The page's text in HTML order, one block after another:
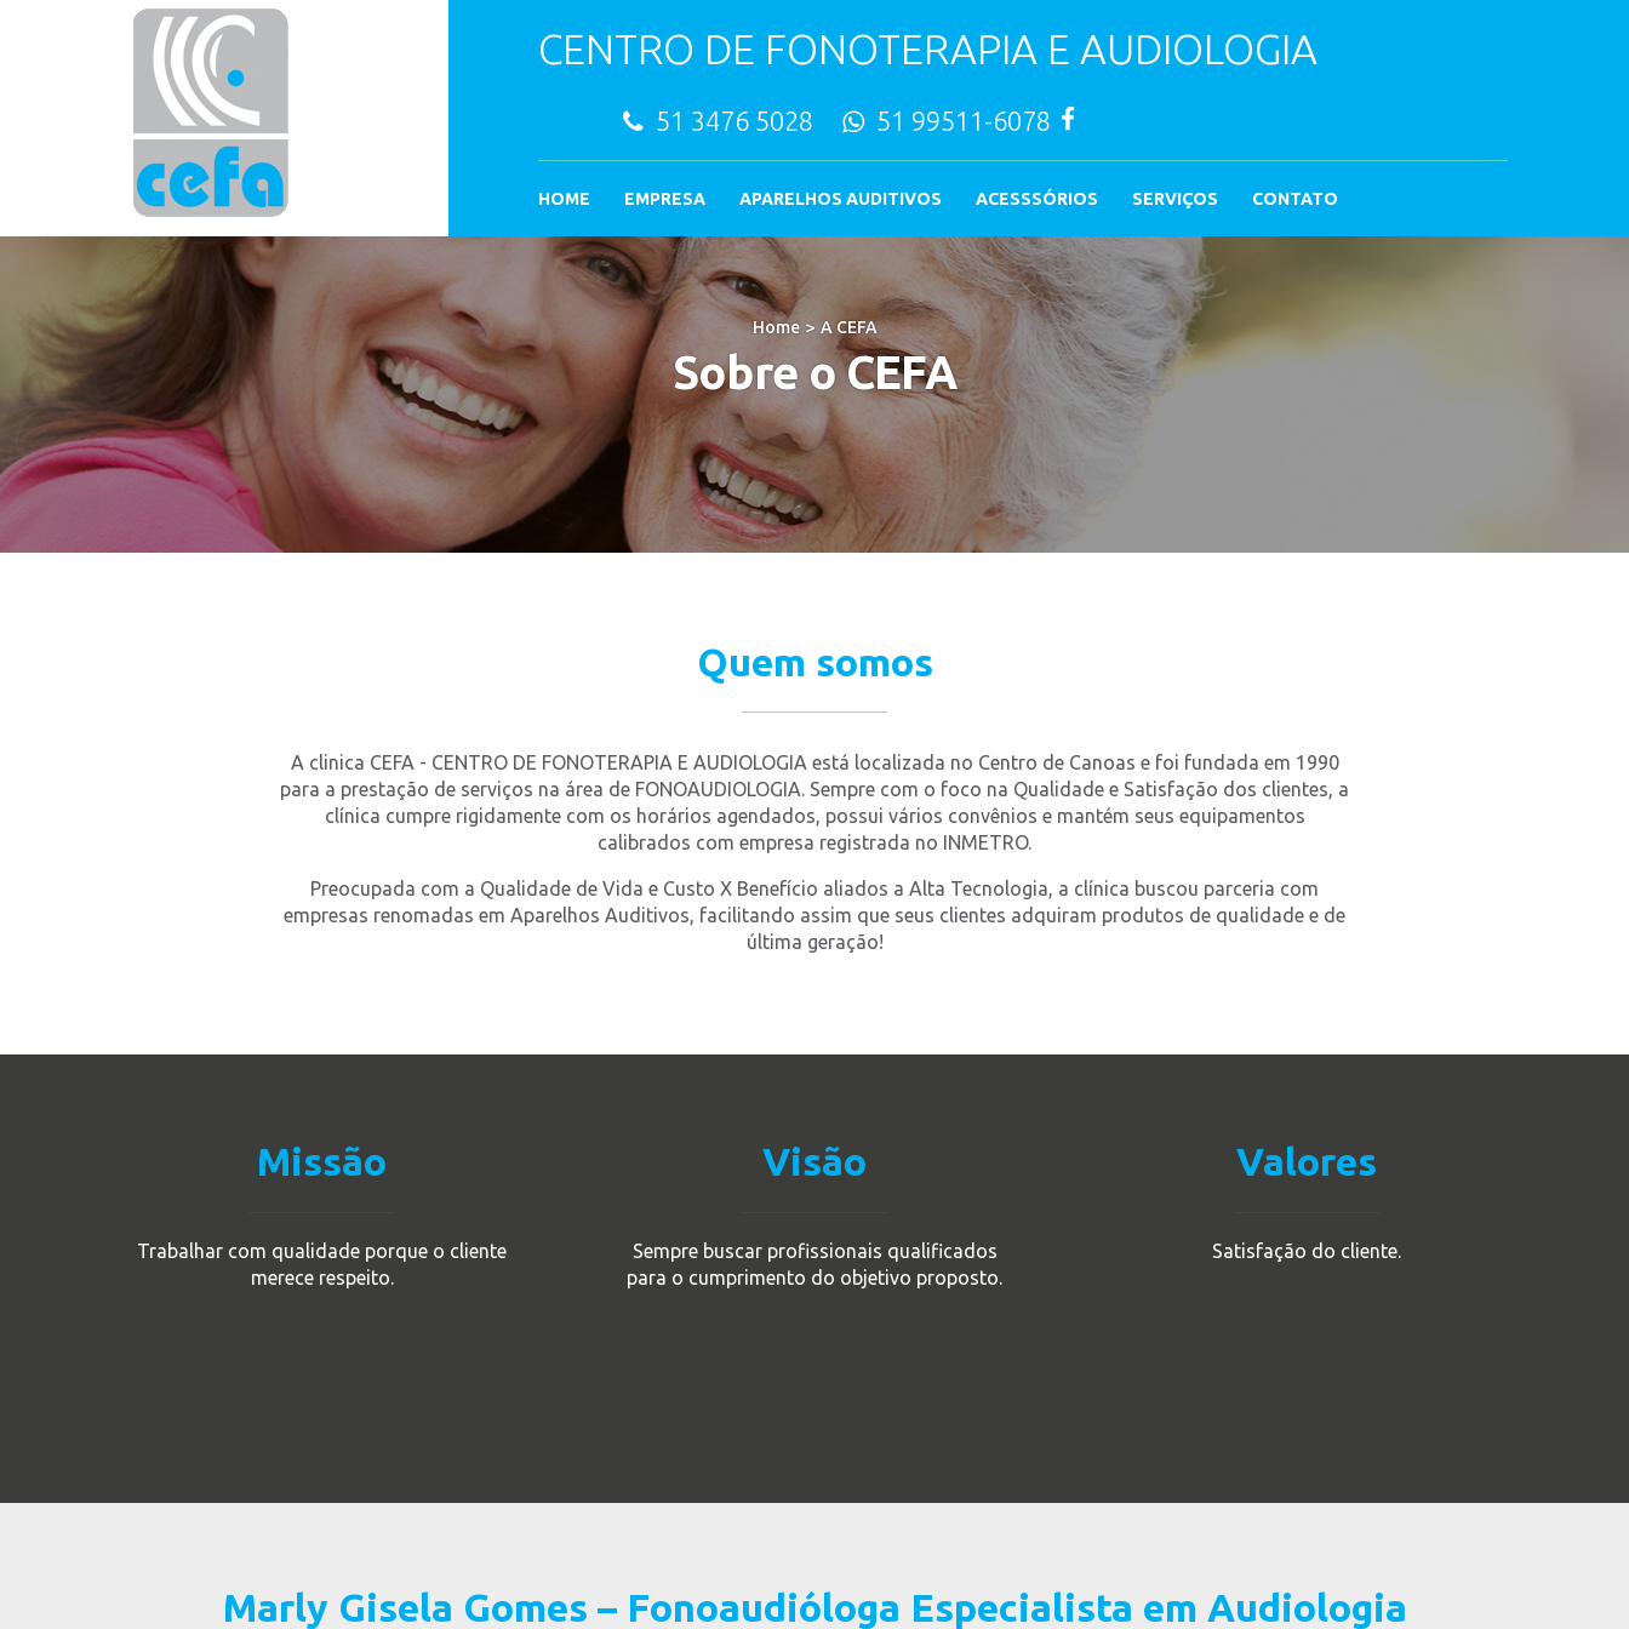
CENTRO DE FONOTERAPIA E AUDIOLOGIA
51 3476 5028 51 99511-6078
HOME EMPRESA APARELHOS AUDITIVOS ACESSSÓRIOS SERVIÇOS CONTATO
Home > A CEFA
Sobre o CEFA
Quem somos
A clinica CEFA - CENTRO DE FONOTERAPIA E AUDIOLOGIA está localizada no Centro de Canoas e foi fundada em 1990
para a prestação de serviços na área de FONOAUDIOLOGIA. Sempre com o foco na Qualidade e Satisfação dos clientes, a
clínica cumpre rigidamente com os horários agendados, possui vários convênios e mantém seus equipamentos
calibrados com empresa registrada no INMETRO.
Preocupada com a Qualidade de Vida e Custo X Benefício aliados a Alta Tecnologia, a clínica buscou parceria com
empresas renomadas em Aparelhos Auditivos, facilitando assim que seus clientes adquiram produtos de qualidade e de
última geração!
Missão
Trabalhar com qualidade porque o cliente
merece respeito.
Visão
Sempre buscar profissionais qualificados
para o cumprimento do objetivo proposto.
Valores
Satisfação do cliente.
Marly Gisela Gomes – Fonoaudióloga Especialista em Audiologia